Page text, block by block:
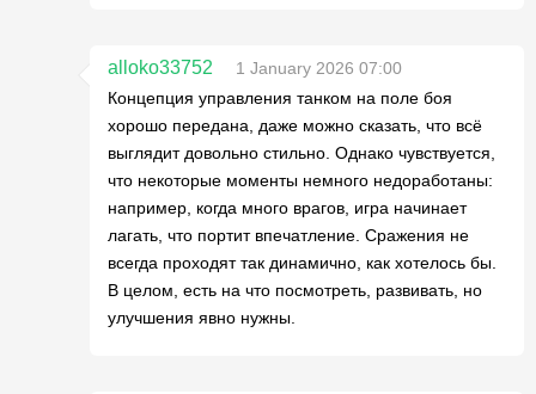
alloko33752
1 January 2026 07:00
Концепция управления танком на поле боя
хорошо передана, даже можно сказать, что всё
выглядит довольно стильно. Однако чувствуется,
что некоторые моменты немного недоработаны:
например, когда много врагов, игра начинает
лагать, что портит впечатление. Сражения не
всегда проходят так динамично, как хотелось бы.
В целом, есть на что посмотреть, развивать, но
улучшения явно нужны.